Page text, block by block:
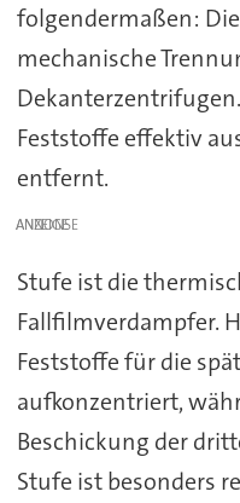
folgendermaßen:
mechanische
Feststoffe effektiv
entfernt.
ANZEIGE
Stufe ist die
Fallfilmverdampfer.
Feststoffe für die
aufkonzentriert,
Beschickung der
Stufe ist besonders